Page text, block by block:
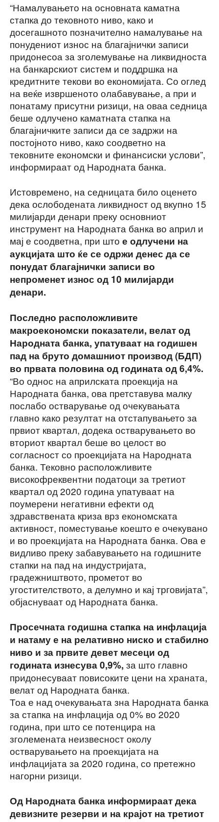
“Намалувањето на основната каматна
стапка до тековното ниво, како и
досегашното позначително намалување на
понудениот износ на благајнички записи
придонесоа за зголемување на ликвидноста
на банкарскиот систем и поддршка на
кредитните текови во економијата. Со оглед
на веќе извршеното олабавување, а при и
понатаму присутни ризици, на оваа седница
беше одлучено каматната стапка на
благајничките записи да се задржи на
постојното ниво, како соодветно на
тековните економски и финансиски услови”,
информираат од Народната банка.
Истовремено, на седницата било оценето
дека ослободената ликвидност од вкупно 15
милијарди денари преку основниот
инструмент на Народната банка во април и
мај е соодветна, при што е одлучени на
аукцијата што ќе се одржи денес да се
понудат благајнички записи во
непроменет износ од 10 милијарди
денари.
Последно расположливите
макроекономски показатели, велат од
Народната банка, упатуваат на годишен
пад на бруто домашниот производ (БДП)
во првата половина од годината од 6,4%.
“Во однос на априлската проекција на
Народната банка, ова претставува малку
послабо остварување од очекувањата
главно како резултат на отстапувањето за
првиот квартал, додека остварувањето во
вториот квартал беше во целост во
согласност со проекцијата на Народната
банка. Тековно расположливите
високофреквентни податоци за третиот
квартал од 2020 година упатуваат на
поумерени негативни ефекти од
здравствената криза врз економската
активност, поместување коешто е очекувано
и во проекцијата на Народната банка. Ова е
видливо преку забавувањето на годишните
стапки на пад на индустријата,
градежништвото, прометот во
угостителството, а делумно и кај трговијата”,
објаснуваат од Народната банка.
Просечната годишна стапка на инфлација
и натаму е на релативно ниско и стабилно
ниво и за првите девет месеци од
годината изнесува 0,9%, за што главно
придонесуваат повисоките цени на храната,
велат од Народната банка.
Тоа е над очекувањата зна Народната банка
за стапка на инфлација од 0% во 2020
година, при што се потенцира на
зголемената неизвесност околу
остварувањето на проекцијата на
инфлацијата за 2020 година, со претежно
нагорни ризици.
Од Народната банка информираат дека
девизните резерви и на крајот на третиот